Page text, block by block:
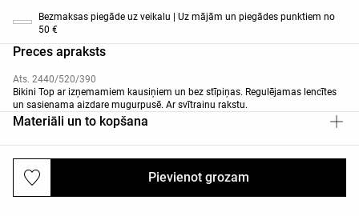
Pievienot grozam
Bezmaksas piegāde uz veikalu | Uz mājām un piegādes punktiem no
50 €
Preces apraksts
Ats. 2440/520/390
Bikini Top ar izņemamiem kausiņiem un bez stīpiņas. Regulējamas lencītes
un sasienama aizdare mugurpusē. Ar svītrainu rakstu.
Materiāli un to kopšana
Piegādes un atgriešana